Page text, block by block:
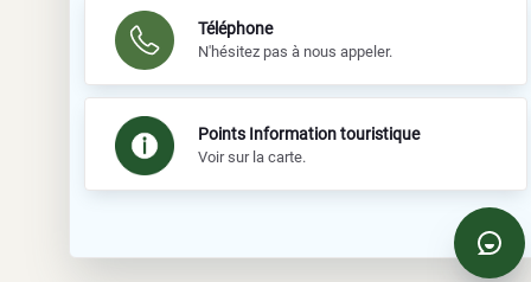
Téléphone
N'hésitez pas à nous appeler.
Points Information touristique
Voir sur la carte.